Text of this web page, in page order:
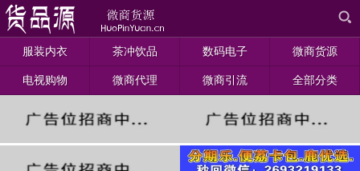
服装内衣 茶冲饮品 数码电子 微商货源
电视购物 微商代理 微商引流 全部分类